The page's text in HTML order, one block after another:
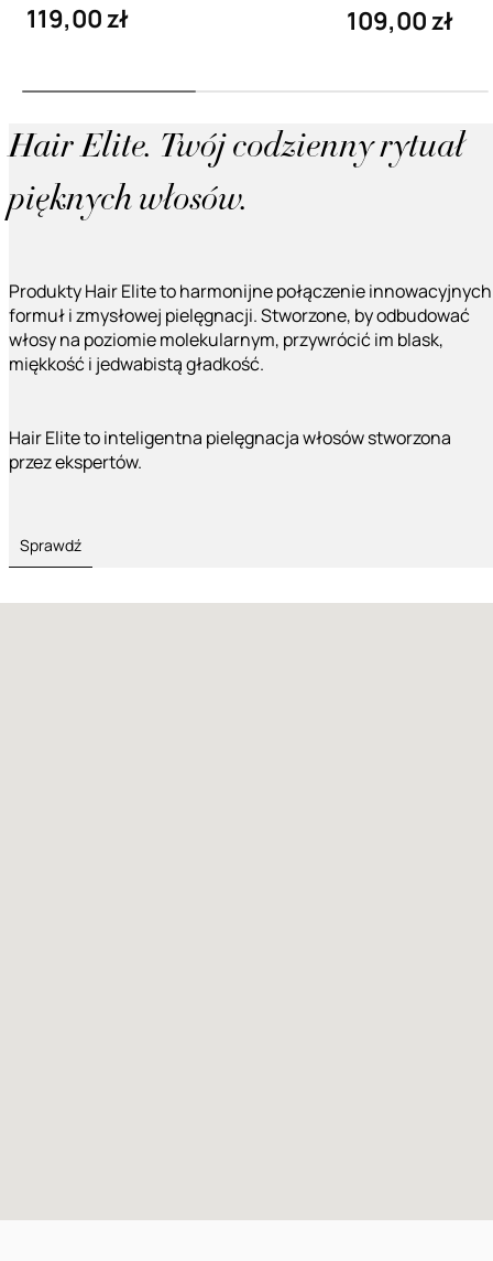
119,00 zł 109,00 zł
Hair Elite. Twój codzienny rytuał
pięknych włosów.
Produkty Hair Elite to harmonijne połączenie innowacyjnych
formuł i zmysłowej pielęgnacji. Stworzone, by odbudować
włosy na poziomie molekularnym, przywrócić im blask,
miękkość i jedwabistą gładkość.
Hair Elite to inteligentna pielęgnacja włosów stworzona
przez ekspertów.
Sprawdź